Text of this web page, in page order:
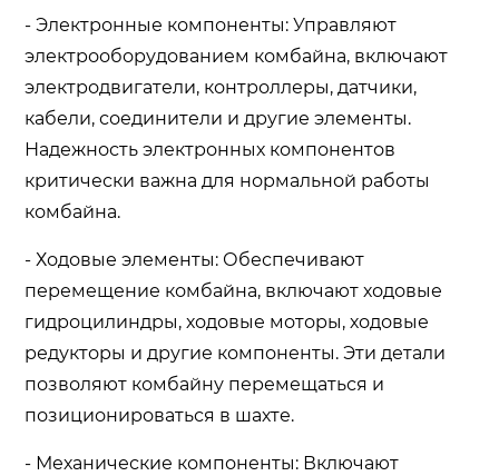
- Электронные компоненты: Управляют
электрооборудованием комбайна, включают
электродвигатели, контроллеры, датчики,
кабели, соединители и другие элементы.
Надежность электронных компонентов
критически важна для нормальной работы
комбайна.
- Ходовые элементы: Обеспечивают
перемещение комбайна, включают ходовые
гидроцилиндры, ходовые моторы, ходовые
редукторы и другие компоненты. Эти детали
позволяют комбайну перемещаться и
позиционироваться в шахте.
- Механические компоненты: Включают